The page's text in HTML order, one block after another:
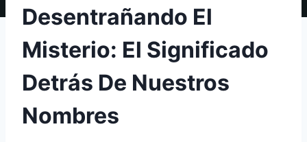
Desentrañando El
Misterio: El Significado
Detrás De Nuestros
Nombres